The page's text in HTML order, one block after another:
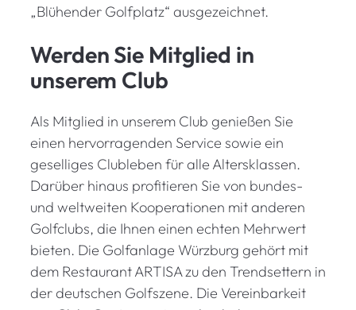
„Blühender Golfplatz“ ausgezeichnet.
Werden Sie Mitglied in
unserem Club
Als Mitglied in unserem Club genießen Sie
einen hervorragenden Service sowie ein
geselliges Clubleben für alle Altersklassen.
Darüber hinaus profitieren Sie von bundes-
und weltweiten Kooperationen mit anderen
Golfclubs, die Ihnen einen echten Mehrwert
bieten. Die Golfanlage Würzburg gehört mit
dem Restaurant ARTISA zu den Trendsettern in
der deutschen Golfszene. Die Vereinbarkeit